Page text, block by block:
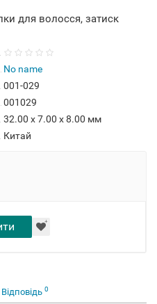
для волосся, затиск
No name
001-029
001029
32.00 x 7.00 x 8.00 мм
Китай
0